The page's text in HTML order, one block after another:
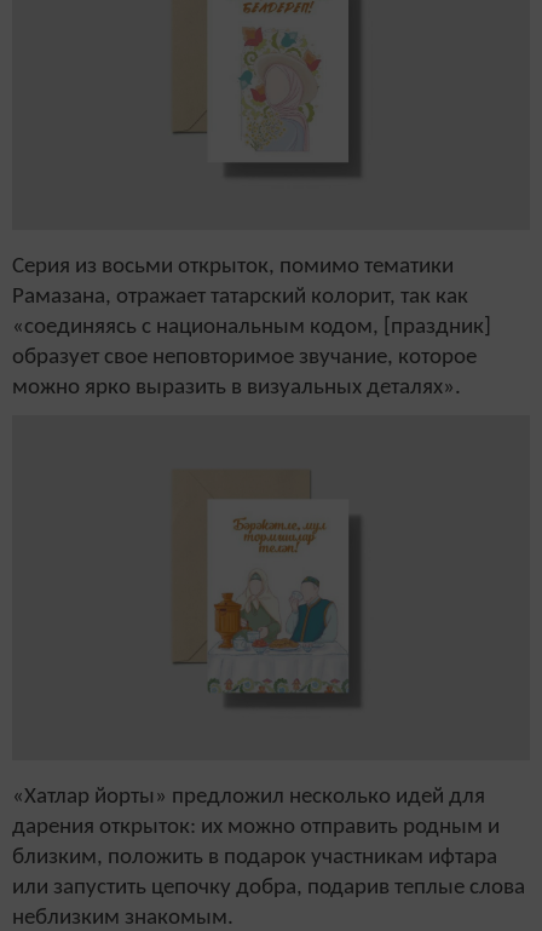
Серия из восьми открыток, помимо тематики
Рамазана, отражает татарский колорит, так как
«соединяясь с национальным кодом, [праздник]
образует свое неповторимое звучание, которое
можно ярко выразить в визуальных деталях».
«Хатлар йорты» предложил несколько идей для
дарения открыток: их можно отправить родным и
близким, положить в подарок участникам ифтара
или запустить цепочку добра, подарив теплые слова
неблизким знакомым.